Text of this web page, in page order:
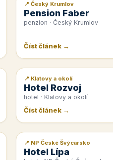
📰 PR článek
📍 Český Krumlov
Pension Faber
penzion · Český Krumlov
Číst článek →
📰 PR článek
📍 Klatovy a okolí
Hotel Rozvoj
hotel · Klatovy a okolí
Číst článek →
📰 PR článek
📍 NP České Švýcarsko
Hotel Lípa